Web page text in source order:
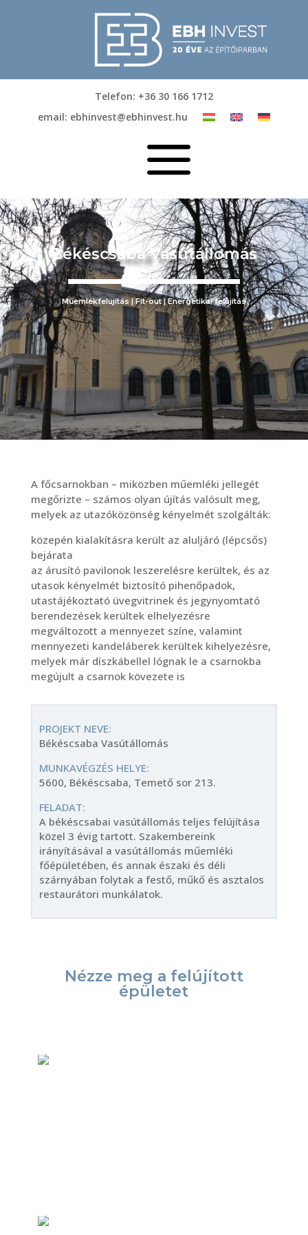
Telefon: +36 30 166 1712
email: ebhinvest@ebhinvest.hu
a
Békéscsaba Vasútállomás
Műemlékfelújítás | Fit-out | Energetikai felújítás
A főcsarnokban – miközben műemléki jellegét
megőrizte – számos olyan újítás valósult meg,
melyek az utazóközönség kényelmét szolgálták:
közepén kialakításra került az aluljáró (lépcsős)
bejárata
az árusító pavilonok leszerelésre kerültek, és az
utasok kényelmét biztosító pihenőpadok,
utastájékoztató üvegvitrinek és jegynyomtató
berendezések kerültek elhelyezésre
megváltozott a mennyezet színe, valamint
mennyezeti kandeláberek kerültek kihelyezésre,
melyek már díszkábellel lógnak le a csarnokba
megújult a csarnok kövezete is
PROJEKT NEVE:
Békéscsaba Vasútállomás
MUNKAVÉGZÉS HELYE:
5600, Békéscsaba, Temető sor 213.
FELADAT:
A békéscsabai vasútállomás teljes felújítása
közel 3 évig tartott. Szakembereink
irányításával a vasútállomás műemléki
főépületében, és annak északi és déli
szárnyában folytak a festő, műkő és asztalos
restaurátori munkálatok.
Nézze meg a felújított
épületet